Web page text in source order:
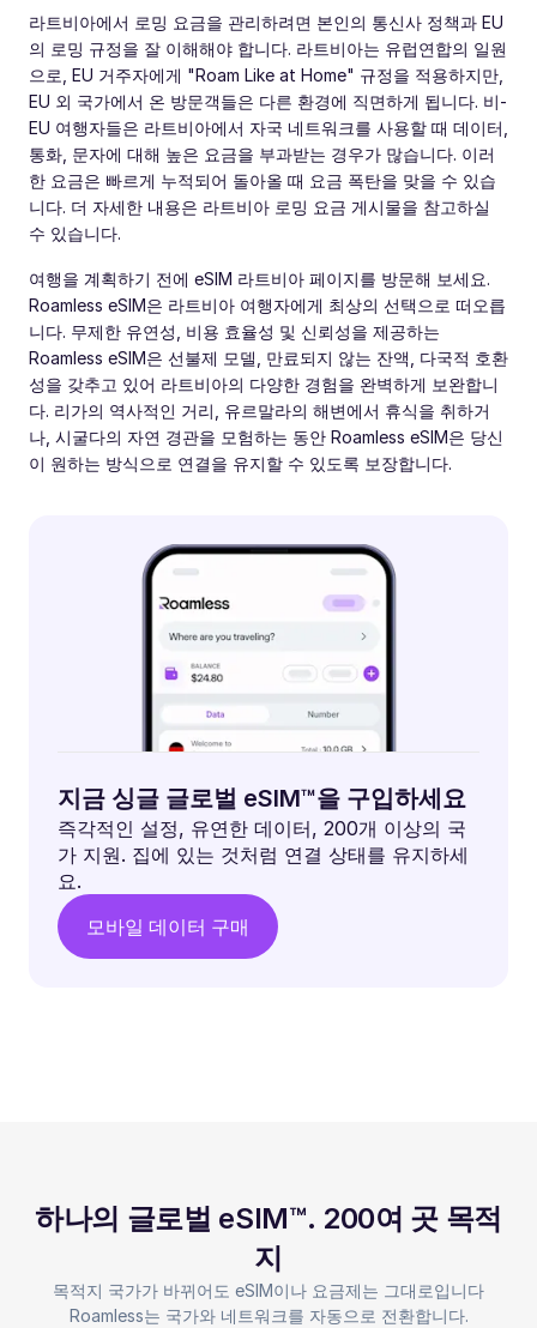
라트비아에서 로밍 요금을 관리하려면 본인의 통신사 정책과 EU
의 로밍 규정을 잘 이해해야 합니다. 라트비아는 유럽연합의 일원
으로, EU 거주자에게 "Roam Like at Home" 규정을 적용하지만,
EU 외 국가에서 온 방문객들은 다른 환경에 직면하게 됩니다. 비-
EU 여행자들은 라트비아에서 자국 네트워크를 사용할 때 데이터,
통화, 문자에 대해 높은 요금을 부과받는 경우가 많습니다. 이러
한 요금은 빠르게 누적되어 돌아올 때 요금 폭탄을 맞을 수 있습
니다. 더 자세한 내용은 라트비아 로밍 요금 게시물을 참고하실
수 있습니다.
여행을 계획하기 전에 eSIM 라트비아 페이지를 방문해 보세요.
Roamless eSIM은 라트비아 여행자에게 최상의 선택으로 떠오릅
니다. 무제한 유연성, 비용 효율성 및 신뢰성을 제공하는
Roamless eSIM은 선불제 모델, 만료되지 않는 잔액, 다국적 호환
성을 갖추고 있어 라트비아의 다양한 경험을 완벽하게 보완합니
다. 리가의 역사적인 거리, 유르말라의 해변에서 휴식을 취하거
나, 시굴다의 자연 경관을 모험하는 동안 Roamless eSIM은 당신
이 원하는 방식으로 연결을 유지할 수 있도록 보장합니다.
지금 싱글 글로벌 eSIM™을 구입하세요
즉각적인 설정, 유연한 데이터, 200개 이상의 국
가 지원. 집에 있는 것처럼 연결 상태를 유지하세
요.
모바일 데이터 구매
하나의 글로벌 eSIM™. 200여 곳 목적
지
목적지 국가가 바뀌어도 eSIM이나 요금제는 그대로입니다
Roamless는 국가와 네트워크를 자동으로 전환합니다.